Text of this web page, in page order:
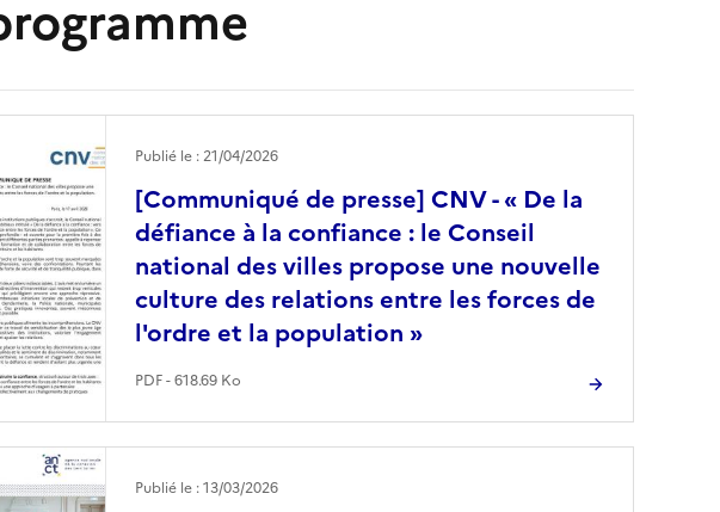
[Communiqué de presse] CNV - « De la
défiance à la confiance : le Conseil
national des villes propose une nouvelle
culture des relations entre les forces de
l'ordre et la population »
Publié le : 21/04/2026
PDF - 618.69 Ko
Publié le : 13/03/2026